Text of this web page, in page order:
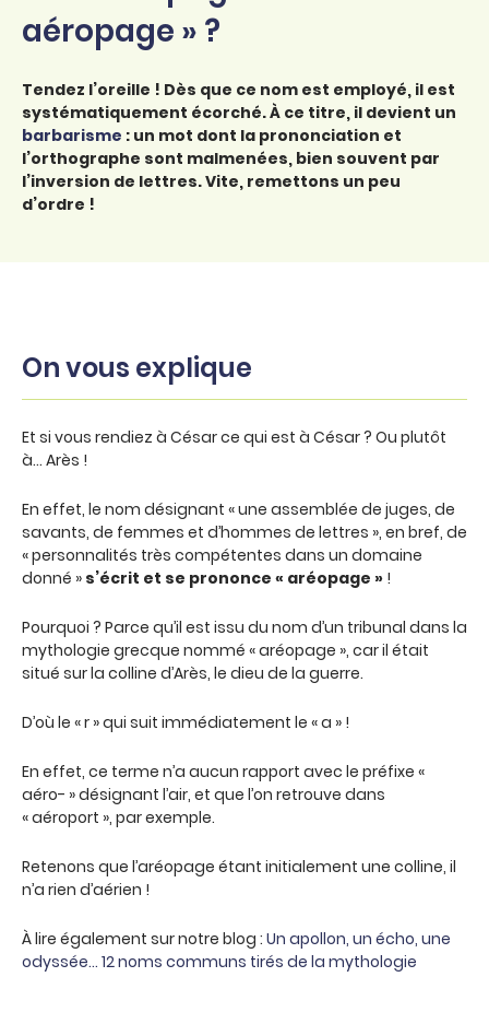
aéropage » ?
Tendez l’oreille ! Dès que ce nom est employé, il est
systématiquement écorché. À ce titre, il devient un
barbarisme : un mot dont la prononciation et
l’orthographe sont malmenées, bien souvent par
l’inversion de lettres. Vite, remettons un peu
d’ordre !
On vous explique
Et si vous rendiez à César ce qui est à César ? Ou plutôt
à… Arès !
En effet, le nom désignant « une assemblée de juges, de
savants, de femmes et d’hommes de lettres », en bref, de
« personnalités très compétentes dans un domaine
donné » s’écrit et se prononce « aréopage » !
Pourquoi ? Parce qu’il est issu du nom d’un tribunal dans la
mythologie grecque nommé « aréopage », car il était
situé sur la colline d’Arès, le dieu de la guerre.
D’où le « r » qui suit immédiatement le « a » !
En effet, ce terme n’a aucun rapport avec le préfixe «
aéro- » désignant l’air, et que l’on retrouve dans
« aéroport », par exemple.
Retenons que l’aréopage étant initialement une colline, il
n’a rien d’aérien !
À lire également sur notre blog : Un apollon, un écho, une
odyssée… 12 noms communs tirés de la mythologie